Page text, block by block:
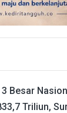
Besar
Triliun,